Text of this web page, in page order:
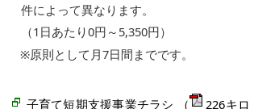
件によって異なります。
（1日あたり0円～5,350円）
※原則として月7日間までです。
子育て短期支援事業チラシ （
226キロ